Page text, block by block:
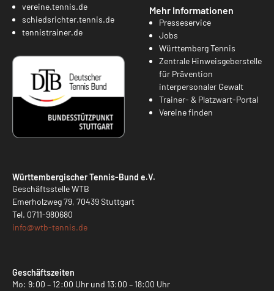
vereine.tennis.de
schiedsrichter.tennis.de
tennistrainer.de
Mehr Informationen
Presseservice
Jobs
Württemberg Tennis
Zentrale Hinweisgeberstelle
für Prävention
interpersonaler Gewalt
Trainer- & Platzwart-Portal
Vereine finden
Württembergischer Tennis-Bund e.V.
Geschäftsstelle WTB
Emerholzweg 79, 70439 Stuttgart
Tel. 0711-980680
info@wtb-tennis.de
Geschäftszeiten
Mo: 9:00 – 12:00 Uhr und 13:00 – 18:00 Uhr